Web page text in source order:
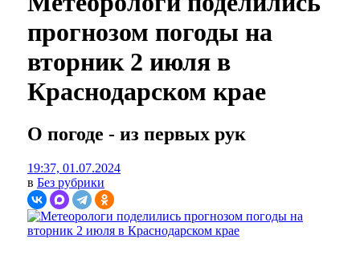
прогнозом погоды на
вторник 2 июля в
Краснодарском крае
О погоде - из первых рук
19:37, 01.07.2024
в Без рубрики